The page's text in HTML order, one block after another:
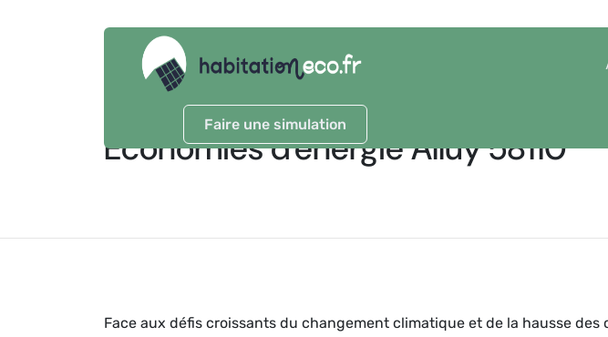
Faire une simulation
Économies d'énergie Alluy 58110
Face aux défis croissants du changement climatique et de la hausse